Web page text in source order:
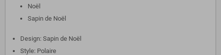
Noël
Sapin de Noël
Design: Sapin de Noël
Style: Polaire